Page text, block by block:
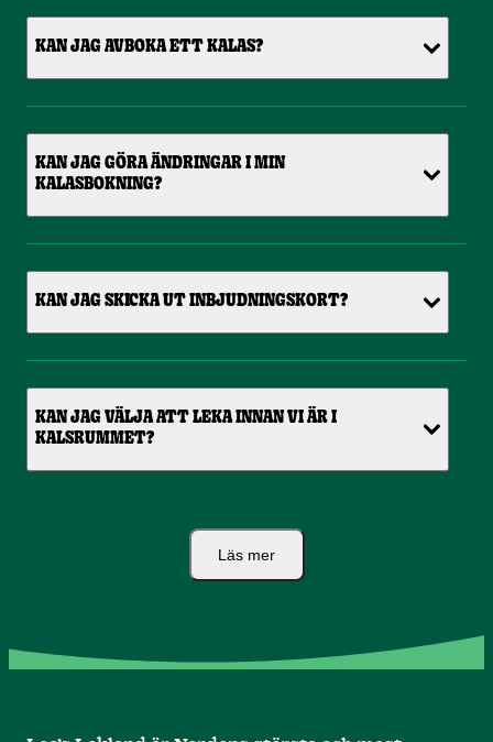
KAN JAG AVBOKA ETT KALAS?
KAN JAG GÖRA ÄNDRINGAR I MIN
KALASBOKNING?
KAN JAG SKICKA UT INBJUDNINGSKORT?
KAN JAG VÄLJA ATT LEKA INNAN VI ÄR I
KALSRUMMET?
Läs mer